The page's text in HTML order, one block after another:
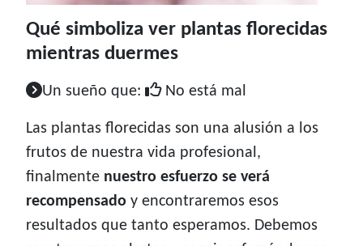
Qué simboliza ver plantas florecidas
mientras duermes
Un sueño que: No está mal
Las plantas florecidas son una alusión a los
frutos de nuestra vida profesional,
finalmente nuestro esfuerzo se verá
recompensado y encontraremos esos
resultados que tanto esperamos. Debemos